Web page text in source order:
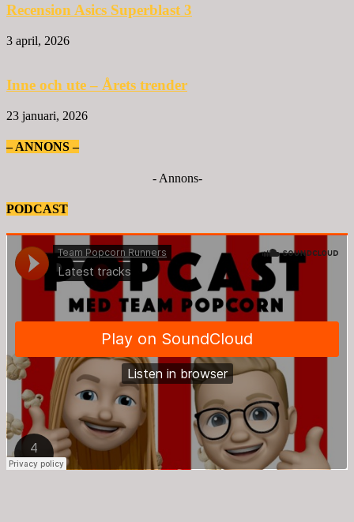
Recension Asics Superblast 3
3 april, 2026
Inne och ute – Årets trender
23 januari, 2026
– ANNONS –
- Annons-
PODCAST